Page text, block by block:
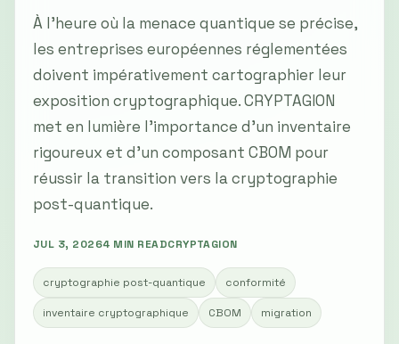
À l'heure où la menace quantique se précise,
les entreprises européennes réglementées
doivent impérativement cartographier leur
exposition cryptographique. CRYPTAGION
met en lumière l'importance d’un inventaire
rigoureux et d’un composant CBOM pour
réussir la transition vers la cryptographie
post-quantique.
JUL 3, 20264 MIN READCRYPTAGION
cryptographie post-quantique conformité
inventaire cryptographique CBOM migration